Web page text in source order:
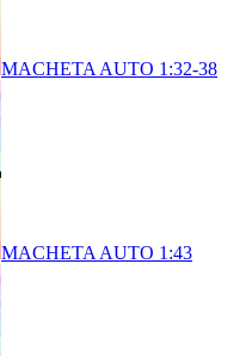
MACHETA AUTO 1:32-38
MACHETA AUTO 1:43